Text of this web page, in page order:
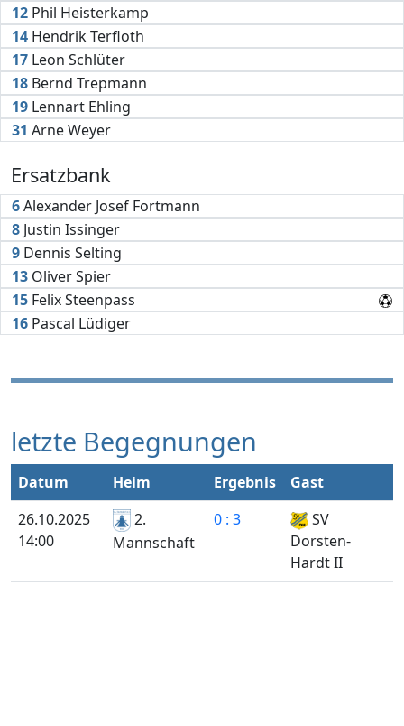
12 Phil Heisterkamp
14 Hendrik Terfloth
17 Leon Schlüter
18 Bernd Trepmann
19 Lennart Ehling
31 Arne Weyer
Ersatzbank
6Alexander Josef Fortmann
8 Justin Issinger
9 Dennis Selting
13 Oliver Spier
15 Felix Steenpass
16 Pascal Lüdiger
letzte Begegnungen
Datum Heim Ergebnis
Gast
26.10.2025
14:00
2.
Mannschaft
0 : 3
SV
Dorsten-
Hardt II